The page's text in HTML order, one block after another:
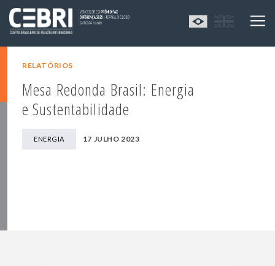
RELATÓRIOS
Mesa Redonda Brasil: Energia
e Sustentabilidade
ENERGIA 17 JULHO 2023